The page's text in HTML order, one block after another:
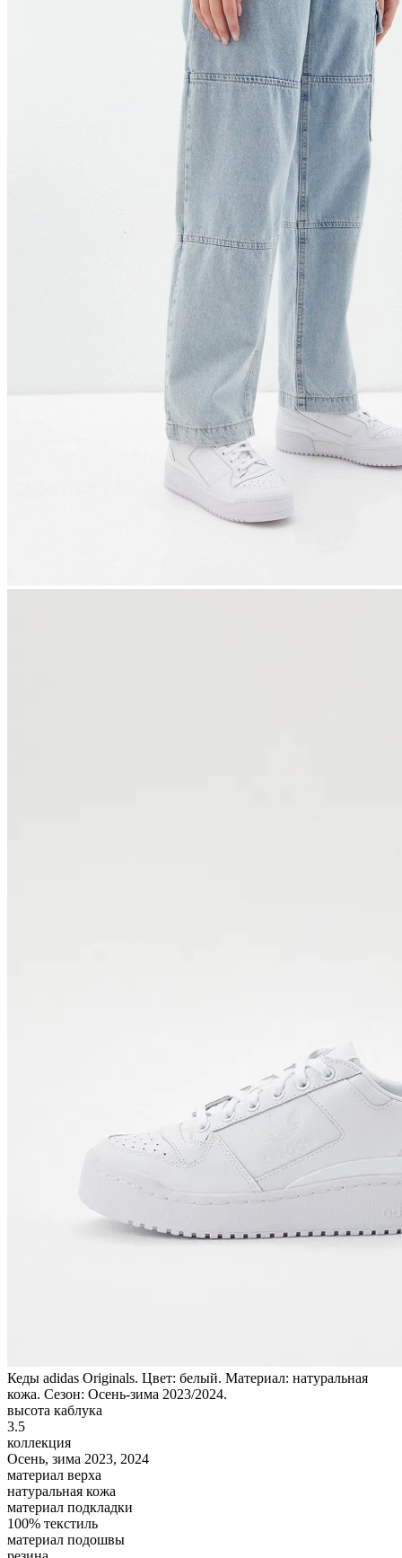
Кеды adidas Originals. Цвет: белый. Материал: натуральная
кожа. Сезон: Осень-зима 2023/2024.
высота каблука
3.5
коллекция
Осень, зима 2023, 2024
материал верха
натуральная кожа
материал подкладки
100% текстиль
материал подошвы